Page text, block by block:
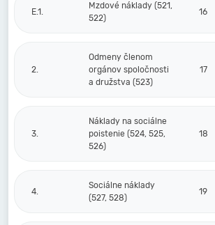
E.1.
Mzdové náklady (521,
522)
16
2.
Odmeny členom
orgánov spoločnosti
a družstva (523)
17
3.
Náklady na sociálne
poistenie (524, 525,
526)
18
4.
Sociálne náklady
(527, 528)
19